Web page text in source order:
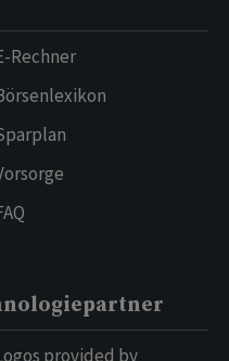
Rechner
provided by